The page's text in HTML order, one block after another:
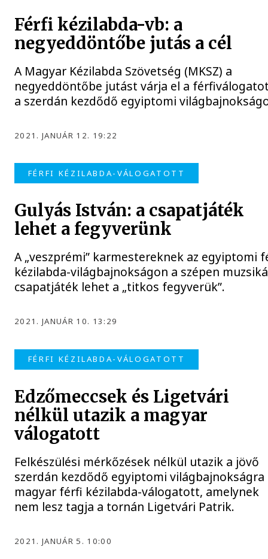
Férfi kézilabda-vb: a
negyeddöntőbe jutás a cél
A Magyar Kézilabda Szövetség (MKSZ) a
negyeddöntőbe jutást várja el a
a szerdán kezdődő egyiptomi
2021. JANUÁR 12. 19:22
FÉRFI KÉZILABDA-VÁLOGATOTT
Gulyás István: a csapatjáték
lehet a fegyverünk
A „veszprémi” karmestereknek az egyiptomi
kézilabda-világbajnokságon a szépen
csapatjáték lehet a „titkos fegyverük”.
2021. JANUÁR 10. 13:29
FÉRFI KÉZILABDA-VÁLOGATOTT
Edzőmeccsek és Ligetvári
nélkül utazik a magyar
válogatott
Felkészülési mérkőzések nélkül utazik a jövő
szerdán kezdődő egyiptomi világbajnokságra
magyar férfi kézilabda-válogatott, amelynek
nem lesz tagja a tornán Ligetvári Patrik.
2021. JANUÁR 5. 10:00